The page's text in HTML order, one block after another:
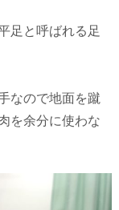
足と呼ばれる足
なので地面を蹴
を余分に使わな